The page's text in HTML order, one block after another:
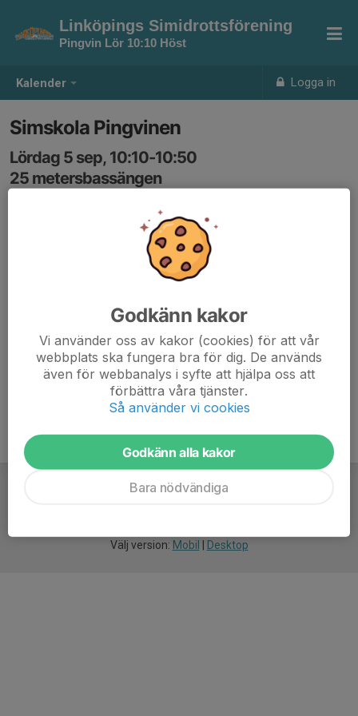
Kalender Logga in
Linköpings Simidrottsförening
Pingvin Lör 10:10 Höst
Simskola Pingvinen
Lördag 5 sep, 10:10-10:50
25 metersbassängen
Välj version: Mobil Desktop
Godkänn kakor
Vi använder oss av kakor (cookies) för att vår
webbplats ska fungera bra för dig. De används
även för webbanalys i syfte att hjälpa oss att
förbättra våra tjänster.
Så använder vi cookies
Godkänn alla kakor
Bara nödvändiga